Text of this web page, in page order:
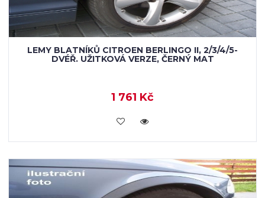
LEMY BLATNÍKŮ CITROEN BERLINGO II, 2/3/4/5-
DVÉŘ. UŽITKOVÁ VERZE, ČERNÝ MAT
1 761 Kč
KOUPIT